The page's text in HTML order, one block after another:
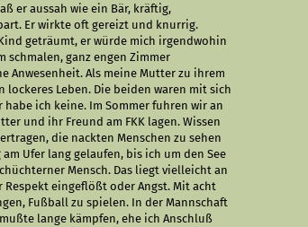
er aussah wie ein Bär, kräftig,
Er wirkte oft gereizt und knurrig.
geträumt, er würde mich irgendwohin
schmalen, ganz engen Zimmer
Anwesenheit. Als meine Mutter zu ihrem
lockeres Leben. Die beiden waren mit sich
habe ich keine. Im Sommer fuhren wir an
und ihr Freund am FKK lagen. Wissen
die nackten Menschen zu sehen
Ufer lang gelaufen, bis ich um den See
Mensch. Das liegt vielleicht an
Respekt eingeflößt oder Angst. Mit acht
Fußball zu spielen. In der Mann­schaft
lange kämpfen, ehe ich Anschluß